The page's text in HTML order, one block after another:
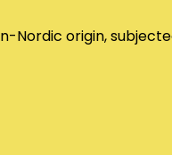
origin,